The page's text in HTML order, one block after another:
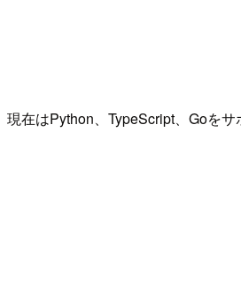
現在はPython、TypeScript、Goを